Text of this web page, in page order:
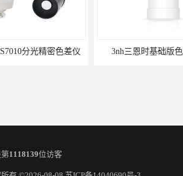
分光精密色差仪 3nh三恩时基础版
1118139位访客